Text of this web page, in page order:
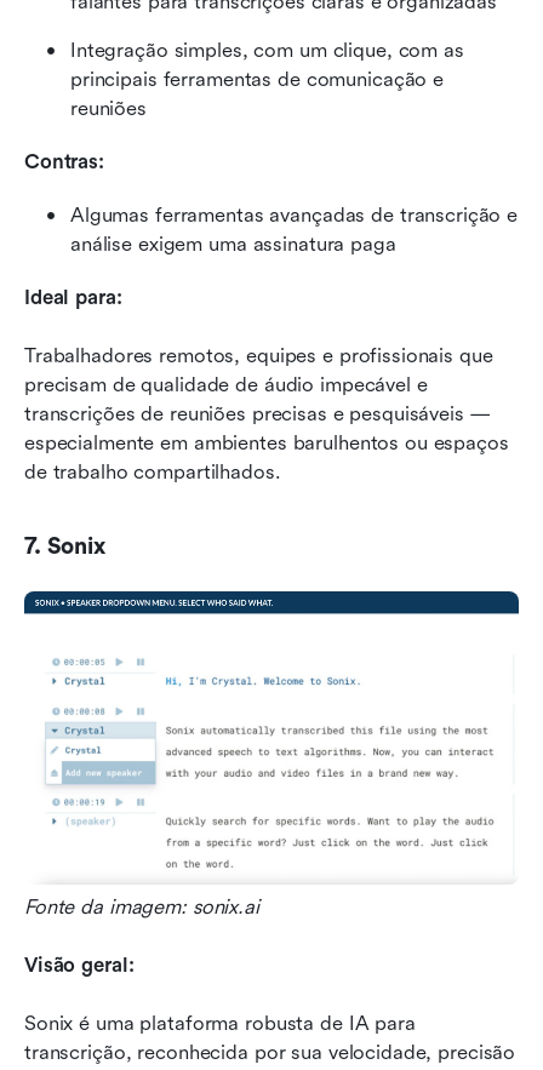
Integração simples, com um clique, com as
principais ferramentas de comunicação e
reuniões
Contras:
Algumas ferramentas avançadas de transcrição e
análise exigem uma assinatura paga
Ideal para:
Trabalhadores remotos, equipes e profissionais que
precisam de qualidade de áudio impecável e
transcrições de reuniões precisas e pesquisáveis —
especialmente em ambientes barulhentos ou espaços
de trabalho compartilhados.
7. Sonix
Fonte da imagem: sonix.ai
Visão geral:
Sonix é uma plataforma robusta de IA para
transcrição, reconhecida por sua velocidade, precisão